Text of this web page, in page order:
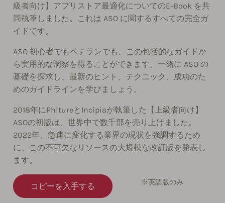
級者向け】アプリストア最適化についてのE-Book を共
同執筆しました。これは ASO に関するすべての完全ガ
イドです。
ASO 初心者でもベテランでも、この包括的なガイドか
ら実用的な洞察を得ることができます。一緒に ASO の
基礎を探求し、最新のヒント、テクニック、成功のた
めのガイドラインを学びましょう。
2018年にPhitureとIncipiaが執筆した【上級者向け】
ASOの初版は、世界中で数千部を売り上げました。
2022年、急速に変化する業界の現状を強調するため
に、この不可欠なリソースの大規模な改訂版を発表し
ます。
コピーを入手する ※英語版のみ